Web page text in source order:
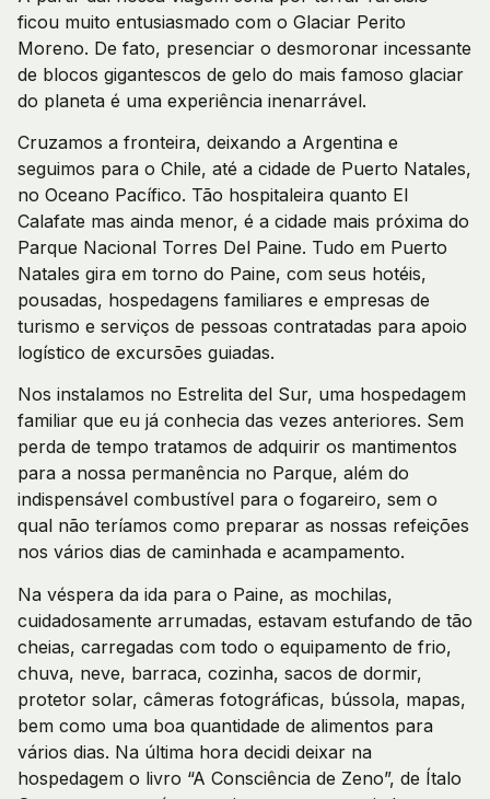
ficou muito entusiasmado com o Glaciar Perito
Moreno. De fato, presenciar o desmoronar incessante
de blocos gigantescos de gelo do mais famoso glaciar
do planeta é uma experiência inenarrável.
Cruzamos a fronteira, deixando a Argentina e
seguimos para o Chile, até a cidade de Puerto Natales,
no Oceano Pacífico. Tão hospitaleira quanto El
Calafate mas ainda menor, é a cidade mais próxima do
Parque Nacional Torres Del Paine. Tudo em Puerto
Natales gira em torno do Paine, com seus hotéis,
pousadas, hospedagens familiares e empresas de
turismo e serviços de pessoas contratadas para apoio
logístico de excursões guiadas.
Nos instalamos no Estrelita del Sur, uma hospedagem
familiar que eu já conhecia das vezes anteriores. Sem
perda de tempo tratamos de adquirir os mantimentos
para a nossa permanência no Parque, além do
indispensável combustível para o fogareiro, sem o
qual não teríamos como preparar as nossas refeições
nos vários dias de caminhada e acampamento.
Na véspera da ida para o Paine, as mochilas,
cuidadosamente arrumadas, estavam estufando de tão
cheias, carregadas com todo o equipamento de frio,
chuva, neve, barraca, cozinha, sacos de dormir,
protetor solar, câmeras fotográficas, bússola, mapas,
bem como uma boa quantidade de alimentos para
vários dias. Na última hora decidi deixar na
hospedagem o livro “A Consciência de Zeno”, de Ítalo